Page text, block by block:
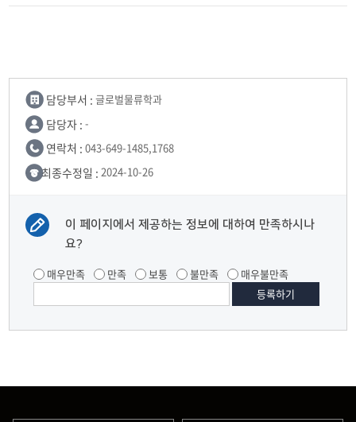
담당부서 : 글로벌물류학과
담당자 : -
연락처 : 043-649-1485,1768
최종수정일 : 2024-10-26
이 페이지에서 제공하는 정보에 대하여 만족하시나
요?
매우만족 만족 보통 불만족 매우불만족